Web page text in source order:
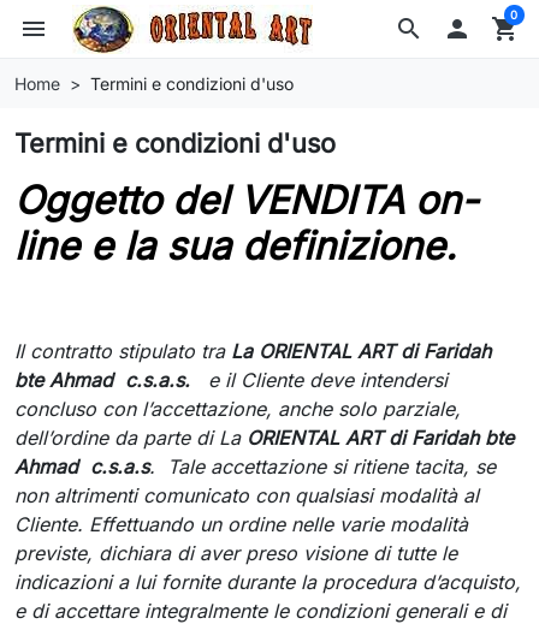
search
menu  shopping_cart
0
Home Termini e condizioni d'uso
Termini e condizioni d'uso
Oggetto del VENDITA on-
line e la sua definizione.
Il contratto stipulato tra La ORIENTAL ART di Faridah
bte Ahmad c.s.a.s. e il Cliente deve intendersi
concluso con l’accettazione, anche solo parziale,
dell’ordine da parte di La ORIENTAL ART di Faridah bte
Ahmad c.s.a.s. Tale accettazione si ritiene tacita, se
non altrimenti comunicato con qualsiasi modalità al
Cliente. Effettuando un ordine nelle varie modalità
previste, dichiara di aver preso visione di tutte le
indicazioni a lui fornite durante la procedura d’acquisto,
e di accettare integralmente le condizioni generali e di